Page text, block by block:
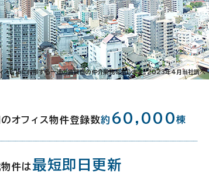
スビルに付帯する一連の賃貸借の仲介業務を指します。2023年4月当社調べ
オフィス物件登録数約 60,000棟
件は 最短即日更新